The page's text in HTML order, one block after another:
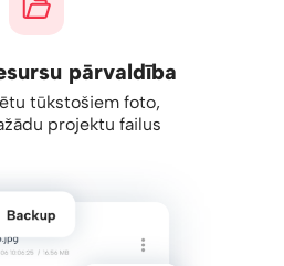
pārvaldība
tūkstošiem foto,
projektu failus